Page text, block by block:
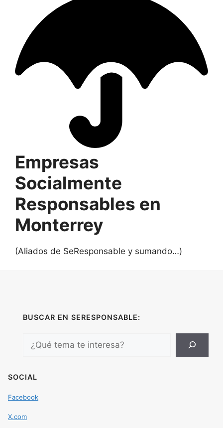
Empresas
Socialmente
Responsables en
Monterrey
(Aliados de SeResponsable y sumando…)
BUSCAR EN SERESPONSABLE:
Search
SOCIAL
Facebook
X.com